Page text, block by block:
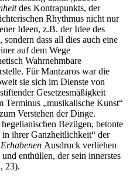
des Kontrapunkts, der
Rhythmus nicht nur
Ideen, z.B. der Idee des
dass all dies auch eine
auf dem Wege
Wahrnehmbare
Für Mantzaros war die
sie sich im Dienste von
Gesetzesmäßigkeit
Terminus „musikalische Kunst“
Verstehen der Dinge.
Bezügen, betonte
ihrer Ganzheitlichkeit“ der
Erhabenen Ausdruck verliehen
enthüllen, der sein innerstes
23).